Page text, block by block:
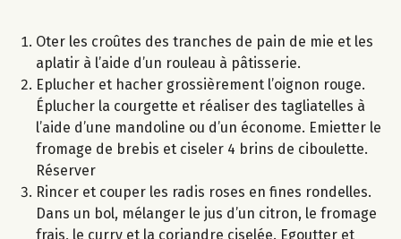
Oter les croûtes des tranches de pain de mie et les
aplatir à l’aide d’un rouleau à pâtisserie.
Eplucher et hacher grossièrement l’oignon rouge.
Éplucher la courgette et réaliser des tagliatelles à
l’aide d’une mandoline ou d’un économe. Emietter le
fromage de brebis et ciseler 4 brins de ciboulette.
Réserver
Rincer et couper les radis roses en fines rondelles.
Dans un bol, mélanger le jus d’un citron, le fromage
frais, le curry et la coriandre ciselée. Egoutter et